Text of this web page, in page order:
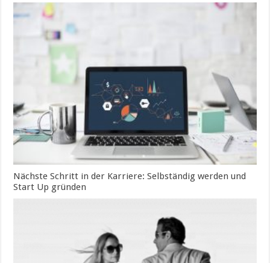
Nächste Schritt in der Karriere: Selbständig werden und
Start Up gründen